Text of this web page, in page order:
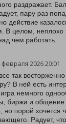
раздражает.
пару раз
действие
В целом, неплохо
чем работать.
февраля 2026 20:01
так
В ней есть
немного
биржи и общение
но порой хочется
Радует,